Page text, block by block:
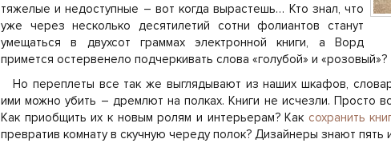
тяжелые и недоступные – вот когда вырастешь… Кто знал, что
уже через несколько десятилетий сотни фолиантов станут
умещаться в двухсот граммах электронной книги, а Ворд
примется остервенело подчеркивать слова «голубой» и «розовый»?
Но переплеты все так же выглядывают из наших шкафов,
ими можно убить – дремлют на полках. Книги не исчезли. Просто
Как приобщить их к новым ролям и интерьерам? Как сохранить
превратив комнату в скучную череду полок? Дизайнеры знают пять